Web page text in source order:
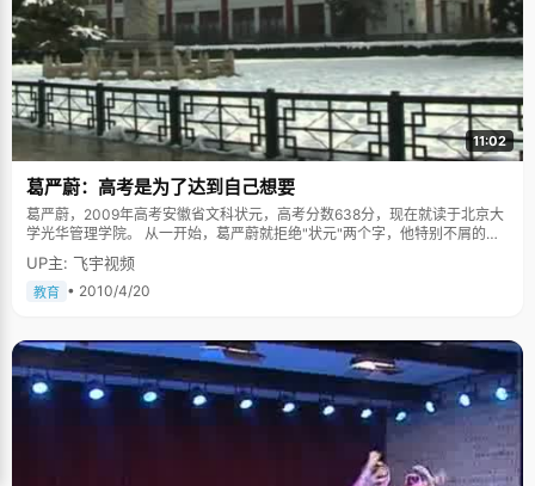
11:02
葛严蔚：高考是为了达到自己想要
葛严蔚，2009年高考安徽省文科状元，高考分数638分，现在就读于北京大
学光华管理学院。 从一开始，葛严蔚就拒绝"状元"两个字，他特别不屑的
说，高中有无数次的考试，最后一次刚好拿了第一，就被称作"状元"，对于
班上其他优秀的，实力很强的同学来说，有点不公平。他态度很认真，严肃
到气氛压抑。 瘦，酷，是所有人对于葛严蔚的感觉。他个性张扬，属于典型
了。对我来说，读书没有乐趣，我是自我强迫的去学"，葛严蔚说，"并不是
每个人都喜欢读书，但我清楚现实，知道自己要什么，只能顺应这个事实。"
葛严蔚性格内向，安静，从小喜欢看书，别的小朋友都在外玩耍，他可以呆
在家里看上一整天。小时候，葛严蔚跟着妈妈去朋友家串门，大人们在一起
聊天，他就在一旁痴迷的看书，一言不发。妈妈走的时候再把他叫上。在葛
妈妈的眼中，儿子从小就比较早熟，很有自己的想法并积极付诸实践。小学
时喜欢古书，年仅9岁就对《本草纲目》感兴趣，兴致勃勃地读完了全书。后
来又看《资本论》， 得出了"男人是生产力"的结论，并就此和妈妈展开辩
UP主: 飞宇视频
教育 • 2010/4/20